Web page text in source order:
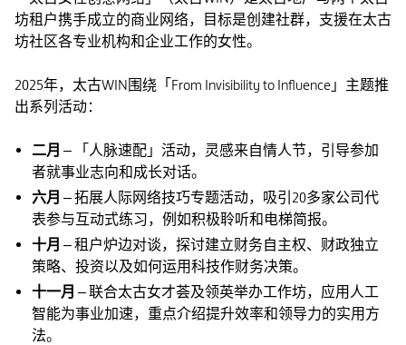
坊租户携手成立的商业网络，目标是创建社群，支援在太古
坊社区各专业机构和企业工作的女性。
2025年，太古WIN围绕「From Invisibility to Influence」主题推
出系列活动：
二月 – 「人脉速配」活动，灵感来自情人节，引导参加
者就事业志向和成长对话。
六月 – 拓展人际网络技巧专题活动，吸引20多家公司代
表参与互动式练习，例如积极聆听和电梯简报。
十月 – 租户炉边对谈，探讨建立财务自主权、财政独立
策略、投资以及如何运用科技作财务决策。
十一月 – 联合太古女才荟及领英举办工作坊，应用人工
智能为事业加速，重点介绍提升效率和领导力的实用方
法。